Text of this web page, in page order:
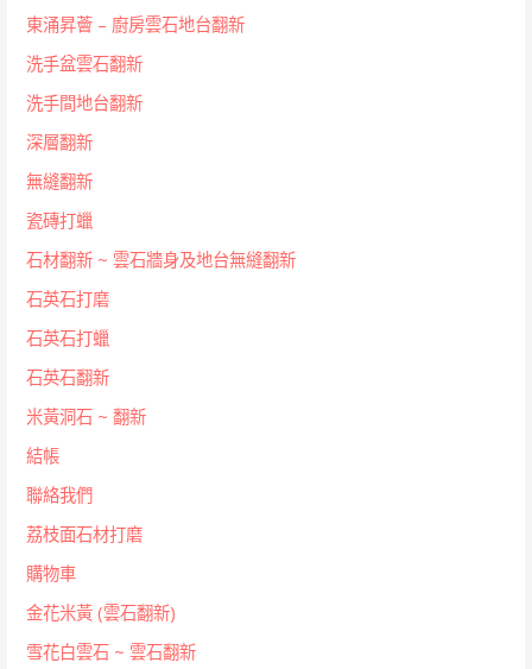
東涌昇薈 – 廚房雲石地台翻新
洗手盆雲石翻新
洗手間地台翻新
深層翻新
無縫翻新
瓷磚打蠟
石材翻新 ~ 雲石牆身及地台無縫翻新
石英石打磨
石英石打蠟
石英石翻新
米黃洞石 ~ 翻新
結帳
聯絡我們
荔枝面石材打磨
購物車
金花米黃 (雲石翻新)
雪花白雲石 ~ 雲石翻新